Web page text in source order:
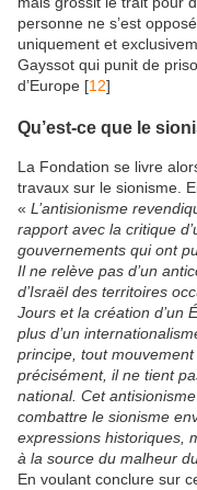
personne ne s’est
uniquement et
Gayssot qui punit de
d’Europe [12]
Qu’est-ce que le
La Fondation se livre
travaux sur le sionisme.
« L’antisionisme
rapport avec la critique
gouvernements qui ont
Il ne relève pas d’un
d’Israël des territoires
Jours et la création d’un
plus d’un
principe, tout mouvement
précisément, il ne tient
national. Cet
combattre le sionisme
expressions historiques,
à la source du malheur
En voulant conclure sur